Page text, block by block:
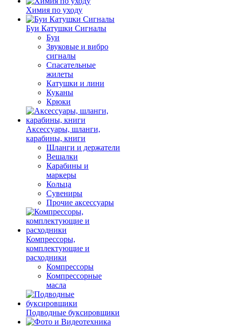
Химия по уходу
Буи Катушки Сигналы
Буи
Звуковые и вибро
сигналы
Спасательные
жилеты
Катушки и лини
Куканы
Крюки
Аксессуары, шланги,
карабины, книги
Шланги и держатели
Вешалки
Карабины и
маркеры
Кольца
Сувениры
Прочие аксессуары
Компрессоры,
комплектующие и
расходники
Компрессоры
Компрессорные
масла
Подводные буксировщики